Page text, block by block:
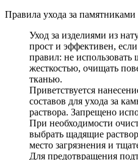
Правила ухода за памятниками
Уход за изделиями из
прост и эффективен,
правил: не
жесткостью, очищать
тканью.
Приветствуется
составов для ухода за
раствора. Запрещено
При необходимости
выбрать щадящие
место загрязнения и
Для предотвращения